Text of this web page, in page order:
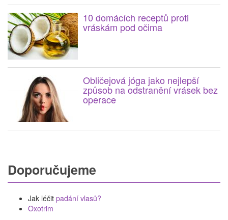
10 domácích receptů proti
vráskám pod očima
Obličejová jóga jako nejlepší
způsob na odstranění vrásek bez
operace
Doporučujeme
Jak léčit padání vlasů?
Oxotrim